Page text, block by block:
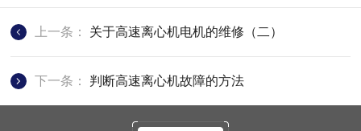
上一条： 关于高速离心机电机的维修（二）
下一条： 判断高速离心机故障的方法